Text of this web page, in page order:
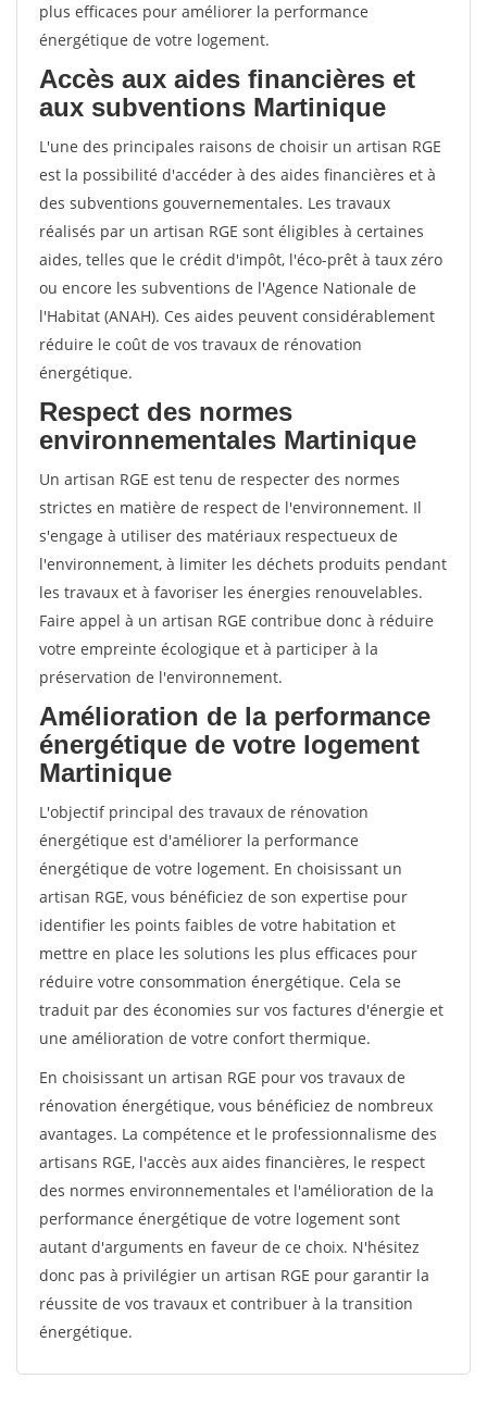
plus efficaces pour améliorer la performance
énergétique de votre logement.
Accès aux aides financières et
aux subventions Martinique
L'une des principales raisons de choisir un artisan RGE
est la possibilité d'accéder à des aides financières et à
des subventions gouvernementales. Les travaux
réalisés par un artisan RGE sont éligibles à certaines
aides, telles que le crédit d'impôt, l'éco-prêt à taux zéro
ou encore les subventions de l'Agence Nationale de
l'Habitat (ANAH). Ces aides peuvent considérablement
réduire le coût de vos travaux de rénovation
énergétique.
Respect des normes
environnementales Martinique
Un artisan RGE est tenu de respecter des normes
strictes en matière de respect de l'environnement. Il
s'engage à utiliser des matériaux respectueux de
l'environnement, à limiter les déchets produits pendant
les travaux et à favoriser les énergies renouvelables.
Faire appel à un artisan RGE contribue donc à réduire
votre empreinte écologique et à participer à la
préservation de l'environnement.
Amélioration de la performance
énergétique de votre logement
Martinique
L'objectif principal des travaux de rénovation
énergétique est d'améliorer la performance
énergétique de votre logement. En choisissant un
artisan RGE, vous bénéficiez de son expertise pour
identifier les points faibles de votre habitation et
mettre en place les solutions les plus efficaces pour
réduire votre consommation énergétique. Cela se
traduit par des économies sur vos factures d'énergie et
une amélioration de votre confort thermique.
En choisissant un artisan RGE pour vos travaux de
rénovation énergétique, vous bénéficiez de nombreux
avantages. La compétence et le professionnalisme des
artisans RGE, l'accès aux aides financières, le respect
des normes environnementales et l'amélioration de la
performance énergétique de votre logement sont
autant d'arguments en faveur de ce choix. N'hésitez
donc pas à privilégier un artisan RGE pour garantir la
réussite de vos travaux et contribuer à la transition
énergétique.